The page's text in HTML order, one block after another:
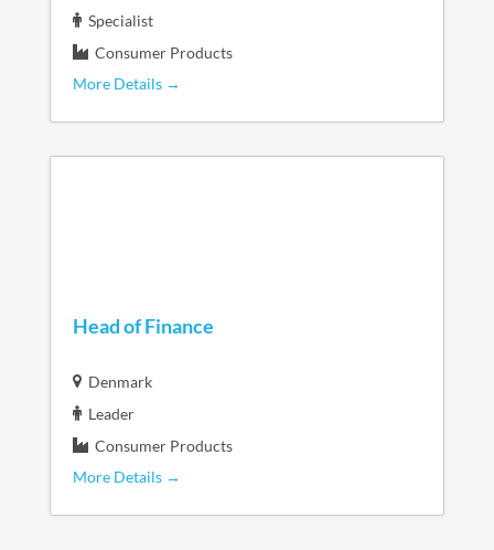
Specialist
Consumer Products
More Details
Head of Finance
Denmark
Leader
Consumer Products
More Details